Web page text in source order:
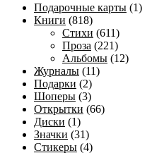
Подарочные карты (1)
Книги (818)
Стихи (611)
Проза (221)
Альбомы (12)
Журналы (11)
Подарки (2)
Шоперы (3)
Открытки (66)
Диски (1)
Значки (31)
Стикеры (4)